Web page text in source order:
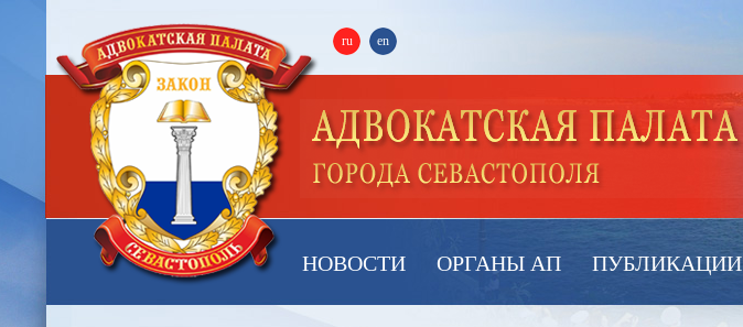
ru en
НОВОСТИ ОРГАНЫ АП ПУБЛИКАЦИИ